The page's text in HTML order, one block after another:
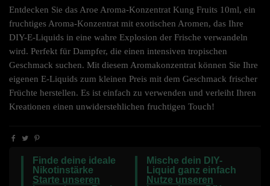
Entdecken Sie das Aroe Aroma-Konzentrat Kung Fruits 10ml, ein
fruchtiges Aroma-Konzentrat mit exotischen Aromen, das Ihre
DIY-E-Liquids in eine wahre Explosion der Frische verwandeln
wird. Perfekt für Dampfer, die einen intensiven tropischen
Geschmack suchen. Mit diesem Aromakonzentrat können Sie Ihre
eigenen E-Liquids zum kleinen Preis mit dem Geschmack frischer
Früchte herstellen. Es ist einfach zu verwenden und verleiht Ihren
Kreationen einen unwiderstehlichen fruchtigen Touch!
Finde deine ideale
Nikotinstärke
Starte unseren
Mische dein DIY-
Liquid ganz einfach
Nutze unseren